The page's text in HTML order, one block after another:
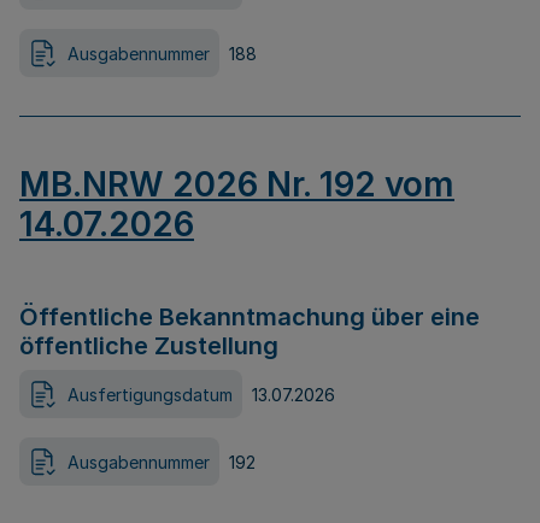
Ausgabennummer 188
MB.NRW 2026 Nr. 192 vom
14.07.2026
Öffentliche Bekanntmachung über eine
öffentliche Zustellung
Ausfertigungsdatum 13.07.2026
Ausgabennummer 192